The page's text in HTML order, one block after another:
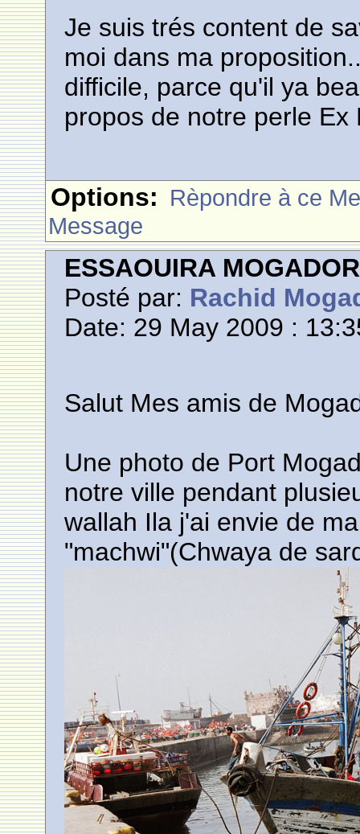
Je suis trés content de
moi dans ma
difficile, parce qu'il ya
propos de notre perle
Options: Rèpondre à ce
Message
ESSAOUIRA MOGADOR
Posté par: Rachid
Date: 29 May 2009 :
Salut Mes amis de
Une photo de Port
notre ville pendant
wallah Ila j'ai envie de
"machwi"(Chwaya de